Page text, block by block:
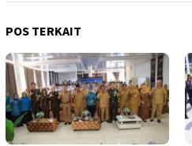
POS TERKAIT